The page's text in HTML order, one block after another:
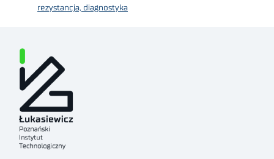
rezystancja, diagnostyka